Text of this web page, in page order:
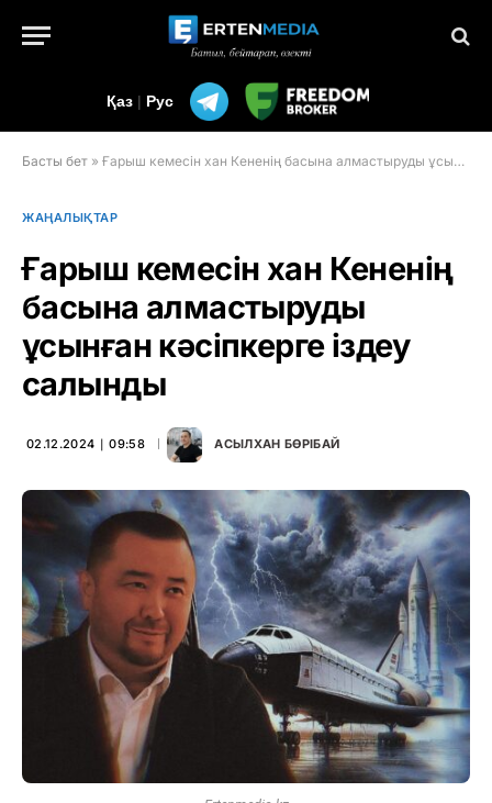
Қаз | Рус
Басты бет » Ғарыш кемесін хан Кененің басына алмастыруды ұсынған кәсіпкерге іздеу салынды
ЖАҢАЛЫҚТАР
Ғарыш кемесін хан Кененің
басына алмастыруды
ұсынған кәсіпкерге іздеу
салынды
02.12.2024 ∣ 09:58 АСЫЛХАН БӨРІБАЙ